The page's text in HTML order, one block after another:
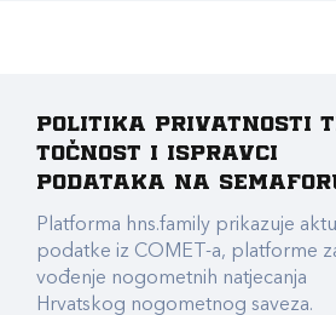
Politika privatnosti
točnost i ispravci
podataka na
Platforma hns.family prikazuje
podatke iz COMET-a, platforme
vođenje nogometnih natjecanja
Hrvatskog nogometnog saveza.